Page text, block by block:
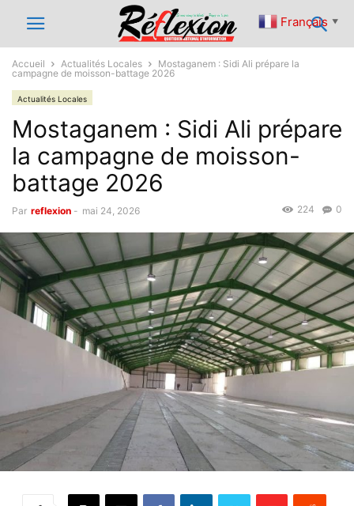
Accueil Actualités Locales
Mostaganem : Sidi Ali prépare la
campagne de moisson-battage 2026
Actualités Locales
Mostaganem : Sidi Ali prépare
la campagne de moisson-
battage 2026
Par reflexion - mai 24, 2026 0
224
Français ▼